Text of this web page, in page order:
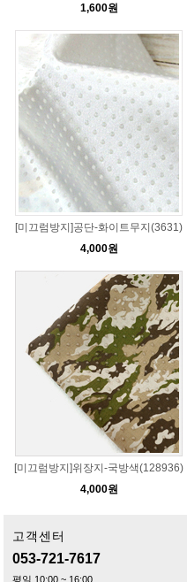
1,600원
[미끄럼방지]공단-화이트무지(3631)
4,000원
[미끄럼방지]위장지-국방색(128936)
4,000원
고객센터
053-721-7617
평일 10:00 ~ 16:00